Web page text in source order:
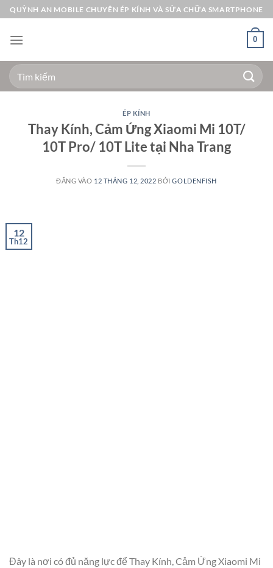
Bỏ
qua
nội
QUỲNH AN MOBILE CHUYÊN ÉP KÍNH VÀ SỬA CHỮA SMARTPHONE
0
Tìm
kiếm:
ÉP KÍNH
Thay Kính, Cảm Ứng Xiaomi Mi 10T/
10T Pro/ 10T Lite tại Nha Trang
ĐĂNG VÀO 12 THÁNG 12, 2022 BỞIGOLDENFISH
12
Th12
Đây là nơi có đủ năng lực để Thay Kính, Cảm Ứng Xiaomi Mi